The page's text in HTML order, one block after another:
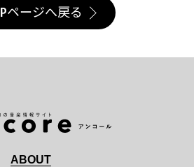
ページへ戻る
ABOUT